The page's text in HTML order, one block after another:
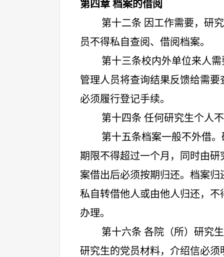
第四章 档案的借阅
第十二条 因工作需要，研
员不得私自查阅、借阅档案。
第十三条校内外单位来人
管理人员将查询结果反馈给需
必须履行登记手续。
第十四条 任何研究生个人
第十五条档案一般不外借
期限不得超过一个月，同时由
案借出后必须按期归还。档案
私自转借他人或由他人归还，
办理。
第十六条 各院（所）研究
研究生的党员材料，介绍信必